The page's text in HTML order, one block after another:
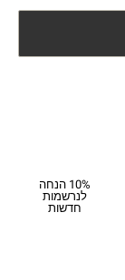
10% הנחה
לנרשמות
חדשות